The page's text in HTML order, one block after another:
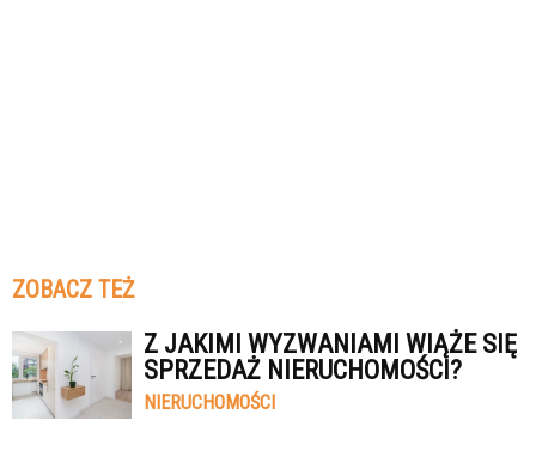
ZOBACZ TEŻ
Z JAKIMI WYZWANIAMI WIĄŻE SIĘ
SPRZEDAŻ NIERUCHOMOŚCI?
NIERUCHOMOŚCI